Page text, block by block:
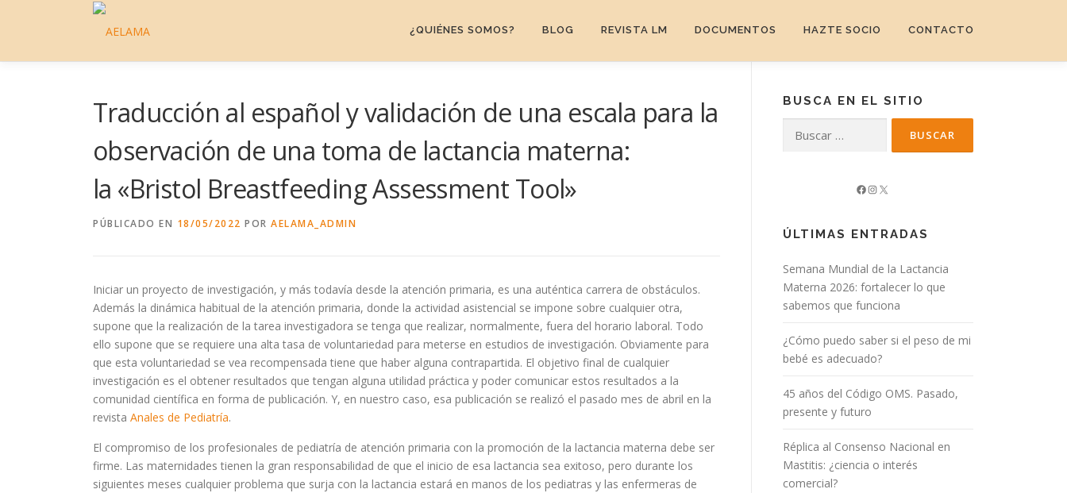
¿QUIÉNES SOMOS? BLOG REVISTA LM DOCUMENTOS HAZTE SOCIO CONTACTO
Traducción al español y validación de una escala para la
observación de una toma de lactancia materna:
la «Bristol Breastfeeding Assessment Tool»
PÚBLICADO EN 18/05/2022 POR AELAMA_ADMIN
Iniciar un proyecto de investigación, y más todavía desde la atención primaria, es una auténtica carrera de obstáculos.
Además la dinámica habitual de la atención primaria, donde la actividad asistencial se impone sobre cualquier otra,
supone que la realización de la tarea investigadora se tenga que realizar, normalmente, fuera del horario laboral. Todo
ello supone que se requiere una alta tasa de voluntariedad para meterse en estudios de investigación. Obviamente para
que esta voluntariedad se vea recompensada tiene que haber alguna contrapartida. El objetivo final de cualquier
investigación es el obtener resultados que tengan alguna utilidad práctica y poder comunicar estos resultados a la
comunidad científica en forma de publicación. Y, en nuestro caso, esa publicación se realizó el pasado mes de abril en la
revista Anales de Pediatría.
El compromiso de los profesionales de pediatría de atención primaria con la promoción de la lactancia materna debe ser
firme. Las maternidades tienen la gran responsabilidad de que el inicio de esa lactancia sea exitoso, pero durante los
siguientes meses cualquier problema que surja con la lactancia estará en manos de los pediatras y las enfermeras de
BUSCA EN EL SITIO
Facebook Instagram X
ÚLTIMAS ENTRADAS
Semana Mundial de la Lactancia
Materna 2026: fortalecer lo que
sabemos que funciona
¿Cómo puedo saber si el peso de mi
bebé es adecuado?
45 años del Código OMS. Pasado,
presente y futuro
Réplica al Consenso Nacional en
Mastitis: ¿ciencia o interés
comercial?